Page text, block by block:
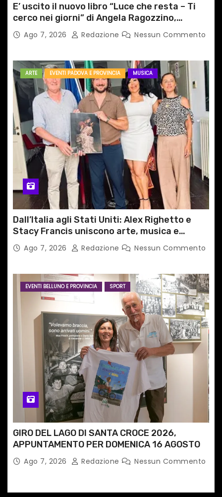
E’ uscito il nuovo libro “Luce che resta – Ti
cerco nei giorni” di Angela Ragozzino,
medico primario di Capua
Ago 7, 2026 Redazione Nessun Commento
ARTE EVENTI PADOVA E PROVINCIA MUSICA
Dall’Italia agli Stati Uniti: Alex Righetto e
Stacy Francis uniscono arte, musica e
tecnologia in un nuovo progetto
internazionale”
Ago 7, 2026 Redazione Nessun Commento
EVENTI BELLUNO E PROVINCIA SPORT
GIRO DEL LAGO DI SANTA CROCE 2026,
APPUNTAMENTO PER DOMENICA 16 AGOSTO
Ago 7, 2026 Redazione Nessun Commento